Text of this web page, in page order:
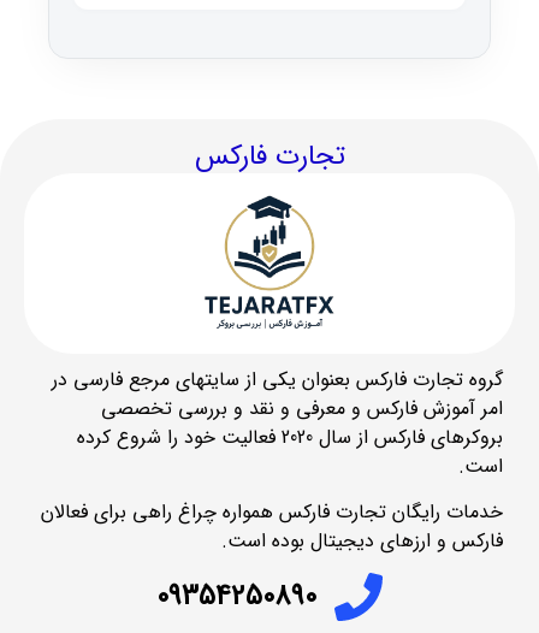
تجارت فارکس
گروه تجارت فارکس بعنوان یکی از سایتهای مرجع فارسی در
امر آموزش فارکس و معرفی و نقد و بررسی تخصصی
بروکرهای فارکس از سال 2020 فعالیت خود را شروع کرده
است.
خدمات رایگان تجارت فارکس همواره چراغ راهی برای فعالان
فارکس و ارزهای دیجیتال بوده است.
09354250890